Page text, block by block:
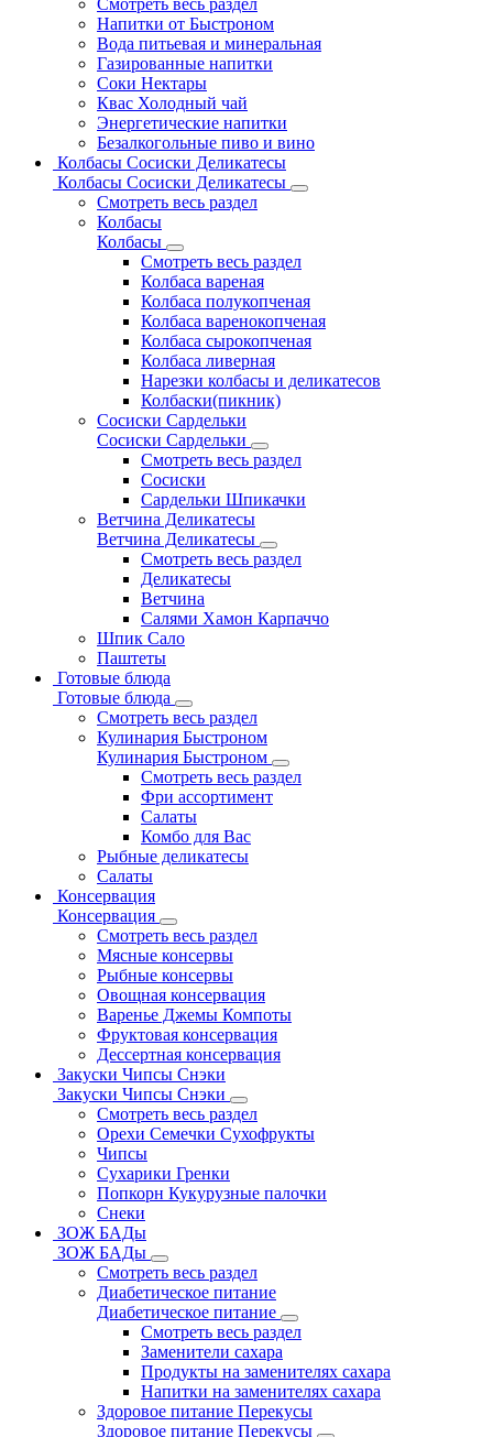
Смотреть весь раздел
Напитки от Быстроном
Вода питьевая и минеральная
Газированные напитки
Соки Нектары
Квас Холодный чай
Энергетические напитки
Безалкогольные пиво и вино
Колбасы Сосиски Деликатесы
Колбасы Сосиски Деликатесы
Смотреть весь раздел
Колбасы
Колбасы
Смотреть весь раздел
Колбаса вареная
Колбаса полукопченая
Колбаса варенокопченая
Колбаса сырокопченая
Колбаса ливерная
Нарезки колбасы и деликатесов
Колбаски(пикник)
Сосиски Сардельки
Сосиски Сардельки
Смотреть весь раздел
Сосиски
Сардельки Шпикачки
Ветчина Деликатесы
Ветчина Деликатесы
Смотреть весь раздел
Деликатесы
Ветчина
Салями Хамон Карпаччо
Шпик Сало
Паштеты
Готовые блюда
Готовые блюда
Смотреть весь раздел
Кулинария Быстроном
Кулинария Быстроном
Смотреть весь раздел
Фри ассортимент
Салаты
Комбо для Вас
Рыбные деликатесы
Салаты
Консервация
Консервация
Смотреть весь раздел
Мясные консервы
Рыбные консервы
Овощная консервация
Варенье Джемы Компоты
Фруктовая консервация
Дессертная консервация
Закуски Чипсы Снэки
Закуски Чипсы Снэки
Смотреть весь раздел
Орехи Семечки Сухофрукты
Чипсы
Сухарики Гренки
Попкорн Кукурузные палочки
Снеки
ЗОЖ БАДы
ЗОЖ БАДы
Смотреть весь раздел
Диабетическое питание
Диабетическое питание
Смотреть весь раздел
Заменители сахара
Продукты на заменителях сахара
Напитки на заменителях сахара
Здоровое питание Перекусы
Здоровое питание Перекусы